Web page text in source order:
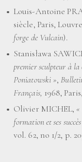
Louis-Antoine
siècle, Paris,
forge de Vulcain).
Stanisława
premier sculpteur à
Poniatowski »,
Français, 1968,
Olivier MICHEL, «
formation et ses
vol. 62, no 1/2, p.